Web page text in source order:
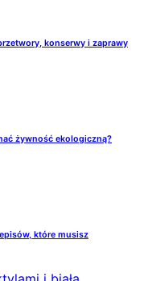
konserwy i zaprawy
żywność ekologiczną?
które musisz